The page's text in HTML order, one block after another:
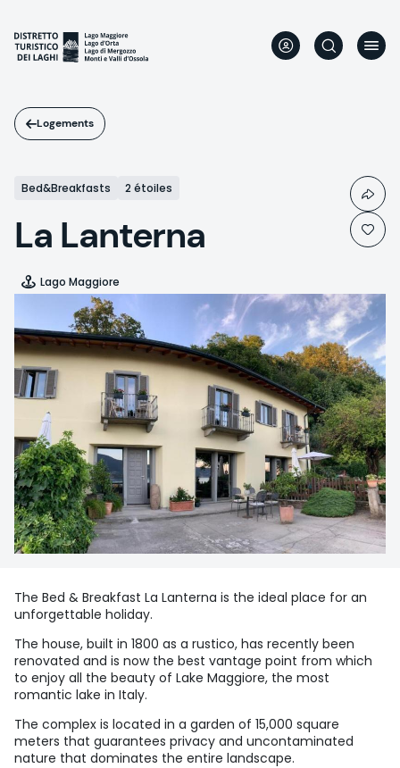
contenu
principal
Logements
Bed&Breakfasts 2 étoiles
La Lanterna
Lago Maggiore
The Bed & Breakfast La Lanterna is the ideal place for an
unforgettable holiday.
The house, built in 1800 as a rustico, has recently been
renovated and is now the best vantage point from which
to enjoy all the beauty of Lake Maggiore, the most
romantic lake in Italy.
The complex is located in a garden of 15,000 square
meters that guarantees privacy and uncontaminated
nature that dominates the entire landscape.